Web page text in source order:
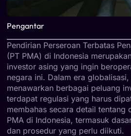
Pengantar
Pendirian Perseroan Terbatas
(PT PMA) di Indonesia
investor asing yang ingin
negara ini. Dalam era globalisasi,
menawarkan berbagai peluang
terdapat regulasi yang harus
membahas secara detail tentang
PMA di Indonesia, termasuk
dan prosedur yang perlu diikuti.